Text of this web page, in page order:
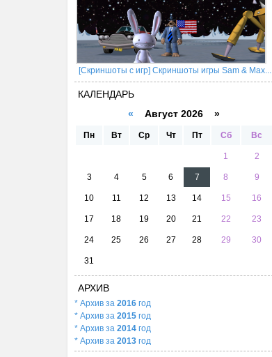
[Скриншоты с игр] Скриншоты игры Sam & Max...
КАЛЕНДАРЬ
« Август 2026 »
Пн Вт Ср Чт Пт Сб Вс
1 2
3 4 5 6 7 8 9
10 11 12 13 14 15 16
17 18 19 20 21 22 23
24 25 26 27 28 29 30
31
АРХИВ
* Архив за 2016 год
* Архив за 2015 год
* Архив за 2014 год
* Архив за 2013 год